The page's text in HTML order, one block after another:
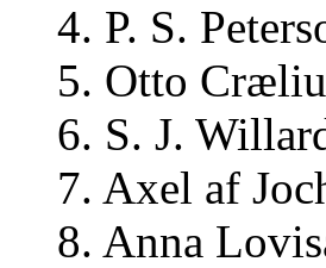
4. P. S.
5. Otto
6. S. J.
7. Axel af
8. Anna